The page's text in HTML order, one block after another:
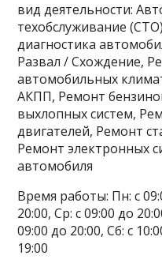
вид деятельности:
техобслуживание
диагностика
Развал / Схождение,
автомобильных
АКПП, Ремонт
выхлопных систем,
двигателей, Ремонт
Ремонт электронных
автомобиля
Время работы: Пн: с
20:00, Ср: с 09:00 до
09:00 до 20:00, Сб: с
19:00